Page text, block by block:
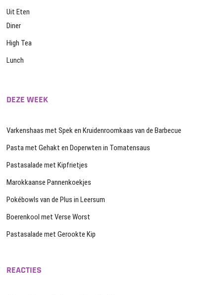
Uit Eten
Diner
High Tea
Lunch
DEZE WEEK
Varkenshaas met Spek en Kruidenroomkaas van de Barbecue
Pasta met Gehakt en Doperwten in Tomatensaus
Pastasalade met Kipfrietjes
Marokkaanse Pannenkoekjes
Pokébowls van de Plus in Leersum
Boerenkool met Verse Worst
Pastasalade met Gerookte Kip
REACTIES